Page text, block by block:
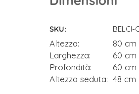
Dimensioni
SKU BELCI-
Altezza
80 cm
Larghezza
60 cm
Profondità
60 cm
Altezza seduta
48 cm